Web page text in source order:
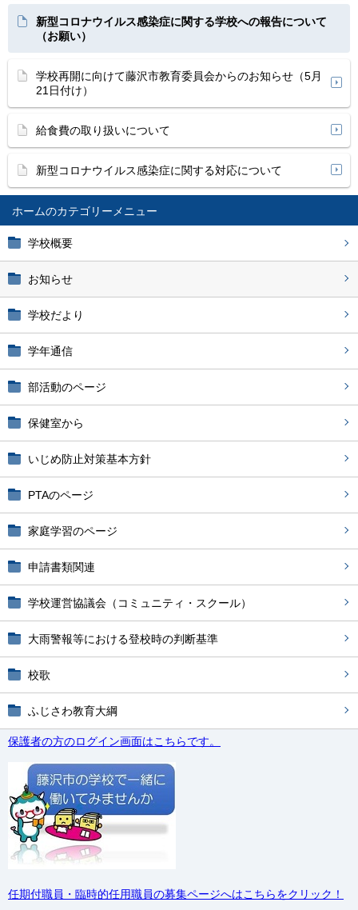
ホーム
学校概要
お知らせ
学校だより
学年通信
部活動のページ
保健室から
いじめ防止対策基本方針
PTAのページ
家庭学習のページ
申請書類関連
学校運営協議会（コミュニティ・スクール）
大雨警報等における登校時の判断基準
校歌
ふじさわ教育大綱
保護者の方のログイン画面はこちらです。
任期付職員・臨時的任用職員の募集ページへはこちらをクリック！
新型コロナウイルス感染症に関する学校への報告について
（お願い）
学校再開に向けて藤沢市教育委員会からのお知らせ（5月
21日付け）
給食費の取り扱いについて
新型コロナウイルス感染症に関する対応について